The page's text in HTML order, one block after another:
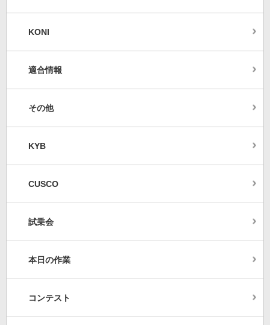
KONI
適合情報
その他
KYB
CUSCO
試乗会
本日の作業
コンテスト